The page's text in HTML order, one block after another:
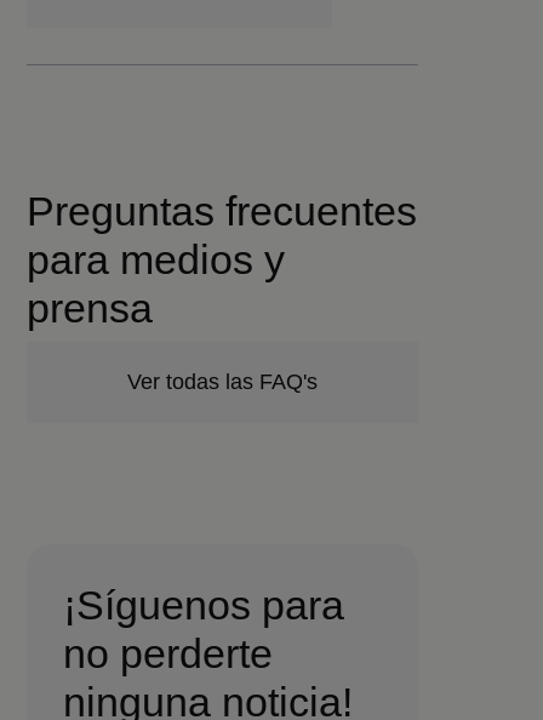
Preguntas frecuentes
para medios y
prensa
Ver todas las FAQ's
¡Síguenos para
no perderte
ninguna noticia!